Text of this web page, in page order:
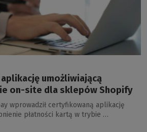
umożliwiającą
on-site dla sklepów Shopify
wprowadził certyfikowaną aplikację
płatności kartą w trybie …